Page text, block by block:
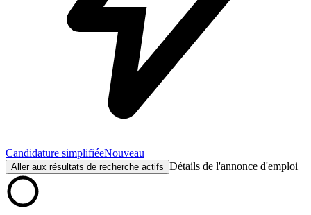
Candidature simplifiéeNouveau
Aller aux résultats de recherche actifs Détails de l'annonce d'emploi